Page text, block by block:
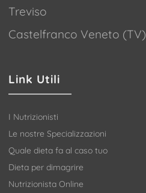
Treviso
Castelfranco Veneto (TV)
Link Utili
I Nutrizionisti
Le nostre Specializzazioni
Quale dieta fa al caso tuo
Dieta per dimagrire
Nutrizionista Online